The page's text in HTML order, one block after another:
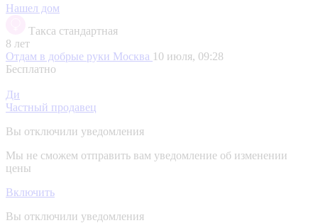
Нашел дом
Такса стандартная
8 лет
Отдам в добрые руки Москва 10 июля, 09:28
Бесплатно
Ди
Частный продавец
Вы отключили уведомления
Мы не сможем отправить вам уведомление об изменении
цены
Включить
Вы отключили уведомления